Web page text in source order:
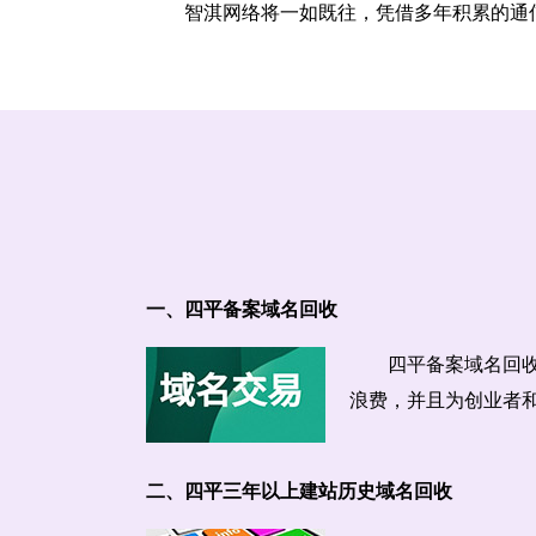
智淇网络将一如既往，凭借多年积累的
一、四平备案域名回收
四平备案域名回
浪费，并且为创业者
二、四平三年以上建站历史域名回收